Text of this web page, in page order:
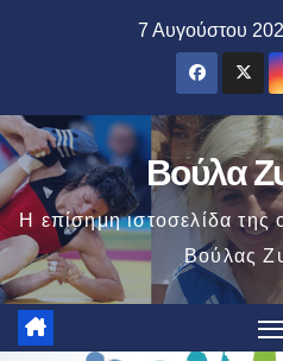
7 Αυγούστου
Βούλα
Η επίσημη ιστοσελίδα της
Βούλας